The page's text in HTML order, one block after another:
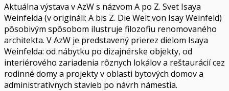
Aktuálna výstava v AzW s názvom A po Z. Svet Isaya
Weinfelda (v origináli: A bis Z. Die Welt von Isay Weinfeld)
pôsobivým spôsobom ilustruje filozofiu renomovaného
architekta. V AzW je predstavený prierez dielom Isaya
Weinfelda: od nábytku po dizajnérske objekty, od
interiérového zariadenia rôznych lokálov a reštaurácií cez
rodinné domy a projekty v oblasti bytových domov a
administratívnych stavieb po návrh námestia.